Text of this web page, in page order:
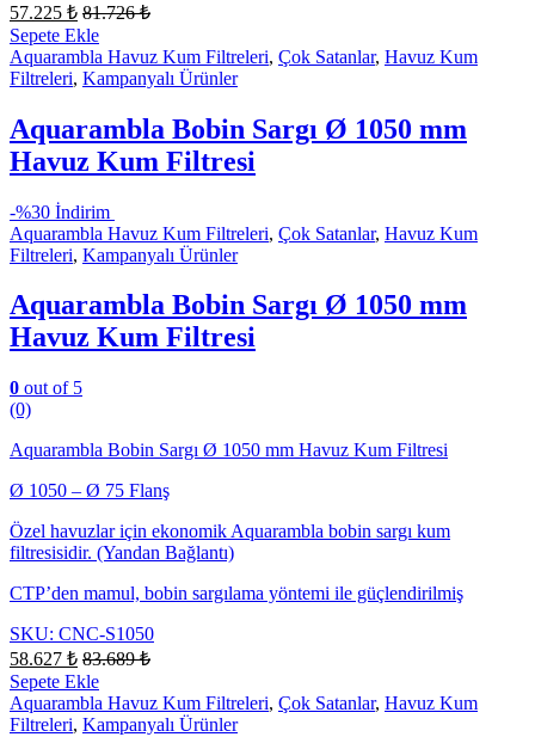
57.225 ₺ 81.726₺
Sepete Ekle
Aquarambla Havuz Kum Filtreleri, Çok Satanlar, Havuz Kum
Filtreleri, Kampanyalı Ürünler
Aquarambla Bobin Sargı Ø 1050 mm
Havuz Kum Filtresi
-%30 İndirim
Aquarambla Havuz Kum Filtreleri, Çok Satanlar, Havuz Kum
Filtreleri, Kampanyalı Ürünler
Aquarambla Bobin Sargı Ø 1050 mm
Havuz Kum Filtresi
0 out of 5
(0)
Aquarambla Bobin Sargı Ø 1050 mm Havuz Kum Filtresi
Ø 1050 – Ø 75 Flanş
Özel havuzlar için ekonomik Aquarambla bobin sargı kum
filtresisidir. (Yandan Bağlantı)
CTP’den mamul, bobin sargılama yöntemi ile güçlendirilmiş
SKU: CNC-S1050
58.627 ₺ 83.689₺
Sepete Ekle
Aquarambla Havuz Kum Filtreleri, Çok Satanlar, Havuz Kum
Filtreleri, Kampanyalı Ürünler